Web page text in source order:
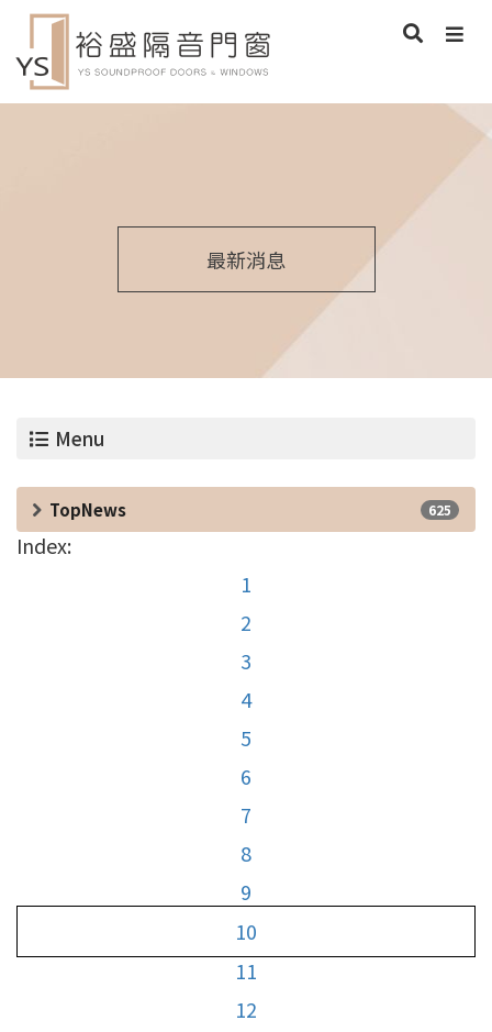
最新消息
Menu
TopNews 625
Index:
1
2
3
4
5
6
7
8
9
10
11
12